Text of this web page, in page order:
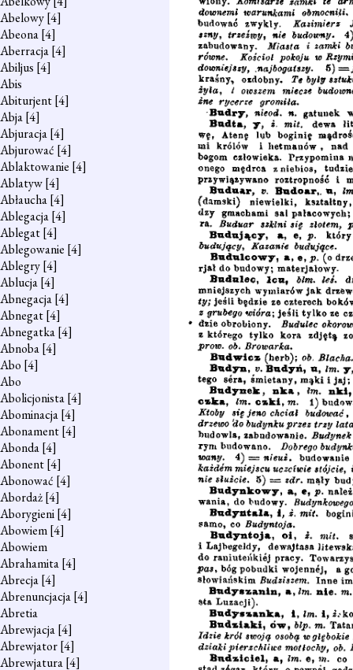
Abelowy[4]
Abeona[4]
Aberracja[4]
Abiljus [4]
Abis
Abiturjent[4]
Abja[4]
Abjuracja[4]
Abjurować [4]
Ablaktowanie [4]
Ablatyw[4]
Abłaucha[4]
Ablegacja[4]
Ablegat[4]
Ablegowanie [4]
Ablegry[4]
Ablucja[4]
Abnegacja[4]
Abnegat[4]
Abnegatka[4]
Abnoba[4]
Abo [4]
Abo
Abolicjonista[4]
Abominacja[4]
Abonament[4]
Abonda[4]
Abonent[4]
Abonować [4]
Abordaż[4]
Aborygieni[4]
Abowiem[4]
Abowiem
Abrahamita[4]
Abrecja[4]
Abrenuncjacja[4]
Abretia
Abrewjacja[4]
Abrewjator[4]
Abrewjatura[4]